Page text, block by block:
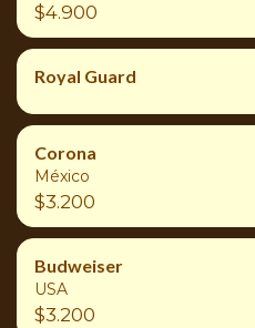
$4.900
Royal Guard
Corona
México
$3.200
Budweiser
USA
$3.200